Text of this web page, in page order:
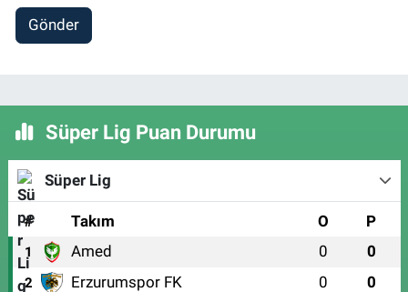
Gönder
Süper Lig Puan Durumu
Süper Lig
# Takım O P
1 Amed 0 0
2 Erzurumspor FK 0 0